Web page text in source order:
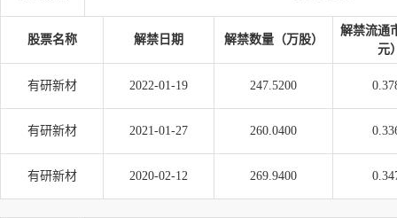
股票名称 解禁日期 解禁数量（万股）
解禁流通
元
有研新材 2022-01-19 247.5200
有研新材 2021-01-27 260.0400
有研新材 2020-02-12 269.9400